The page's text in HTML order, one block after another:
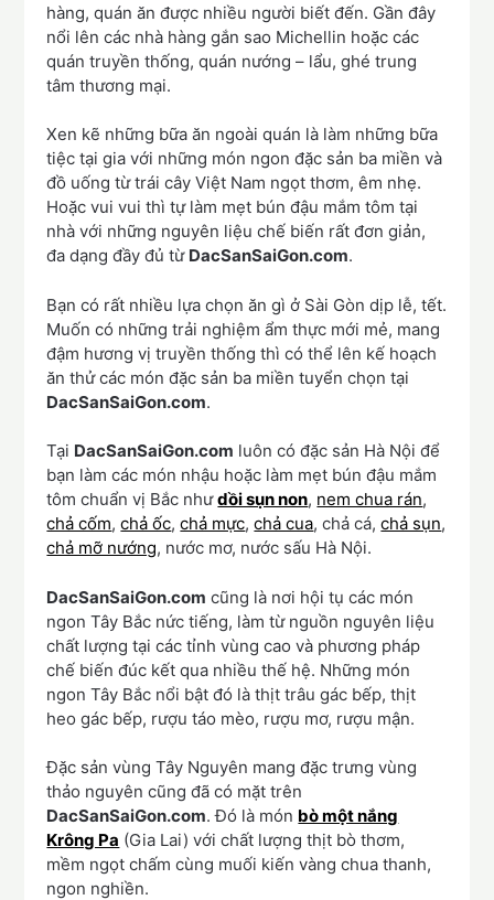
hàng, quán ăn được nhiều người biết đến. Gần đây
nổi lên các nhà hàng gắn sao Michellin hoặc các
quán truyền thống, quán nướng – lẩu, ghé trung
tâm thương mại.
Xen kẽ những bữa ăn ngoài quán là làm những bữa
tiệc tại gia với những món ngon đặc sản ba miền và
đồ uống từ trái cây Việt Nam ngọt thơm, êm nhẹ.
Hoặc vui vui thì tự làm mẹt bún đậu mắm tôm tại
nhà với những nguyên liệu chế biến rất đơn giản,
đa dạng đầy đủ từ DacSanSaiGon.com.
Bạn có rất nhiều lựa chọn ăn gì ở Sài Gòn dịp lễ, tết.
Muốn có những trải nghiệm ẩm thực mới mẻ, mang
đậm hương vị truyền thống thì có thể lên kế hoạch
ăn thử các món đặc sản ba miền tuyển chọn tại
DacSanSaiGon.com.
Tại DacSanSaiGon.com luôn có đặc sản Hà Nội để
bạn làm các món nhậu hoặc làm mẹt bún đậu mắm
tôm chuẩn vị Bắc nhưdồi sụn non, nem chua rán,
chả cốm,chả ốc,chả mực,chả cua, chả cá,chả sụn,
chả mỡ nướng, nước mơ, nước sấu Hà Nội.
DacSanSaiGon.com cũng là nơi hội tụ các món
ngon Tây Bắc nức tiếng, làm từ nguồn nguyên liệu
chất lượng tại các tỉnh vùng cao và phương pháp
chế biến đúc kết qua nhiều thế hệ. Những món
ngon Tây Bắc nổi bật đó là thịt trâu gác bếp, thịt
heo gác bếp, rượu táo mèo, rượu mơ, rượu mận.
Đặc sản vùng Tây Nguyên mang đặc trưng vùng
thảo nguyên cũng đã có mặt trên
DacSanSaiGon.com. Đó là món bò một nắng
Krông Pa (Gia Lai) với chất lượng thịt bò thơm,
mềm ngọt chấm cùng muối kiến vàng chua thanh,
ngon nghiền.